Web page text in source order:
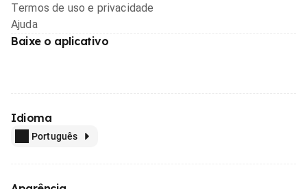
Termos de uso e privacidade
Ajuda
Baixe o aplicativo
Idioma
Português